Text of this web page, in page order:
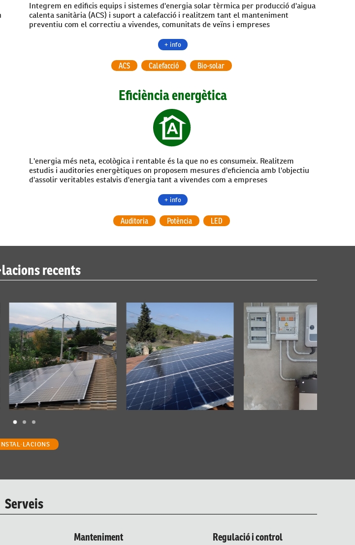
Integrem en edificis equips i sistemes d'energia solar tèrmica per producció d'aigua
calenta sanitària (ACS) i suport a calefacció i realitzem tant el manteniment
preventiu com el correctiu a vivendes, comunitats de veïns i empreses
+ info
ACS Calefacció Bio-solar
Eficiència energètica
L'energia més neta, ecològica i rentable és la que no es consumeix. Realitzem
estudis i auditories energètiques on proposem mesures d'eficiencia amb l'objectiu
d'assolir veritables estalvis d'energia tant a vivendes com a empreses
+ info
Auditoria Potència LED
recents
Serveis
Manteniment Regulació i control